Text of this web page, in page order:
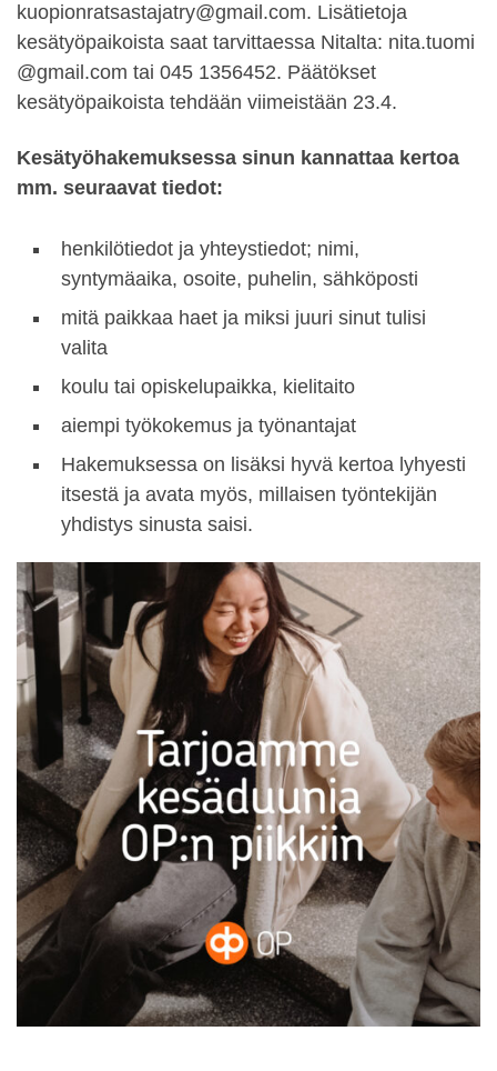
kuopionratsastajatry@gmail.com. Lisätietoja
kesätyöpaikoista saat tarvittaessa Nitalta: nita.tuomi
@gmail.com tai 045 1356452. Päätökset
kesätyöpaikoista tehdään viimeistään 23.4.
Kesätyöhakemuksessa sinun kannattaa kertoa
mm. seuraavat tiedot:
henkilötiedot ja yhteystiedot; nimi,
syntymäaika, osoite, puhelin, sähköposti
mitä paikkaa haet ja miksi juuri sinut tulisi
valita
koulu tai opiskelupaikka, kielitaito
aiempi työkokemus ja työnantajat
Hakemuksessa on lisäksi hyvä kertoa lyhyesti
itsestä ja avata myös, millaisen työntekijän
yhdistys sinusta saisi.